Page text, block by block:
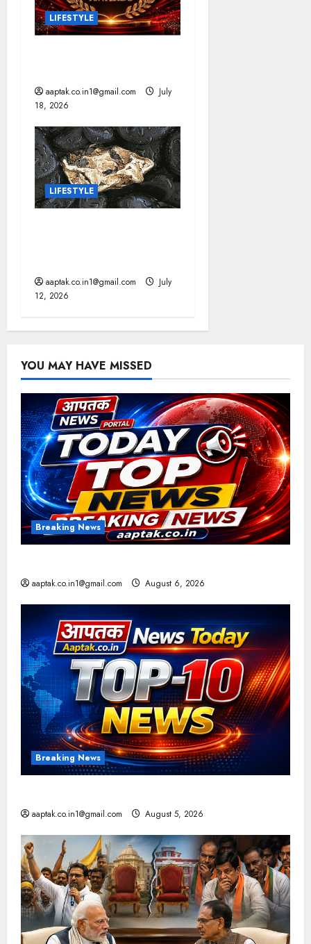
LIFESTYLE
aaptak.co.in1@gmail.com
July
18, 2026
LIFESTYLE
aaptak.co.in1@gmail.com
July
12, 2026
YOU MAY HAVE MISSED
Breaking News
aaptak.co.in1@gmail.com August 6, 2026
Breaking News
aaptak.co.in1@gmail.com August 5, 2026